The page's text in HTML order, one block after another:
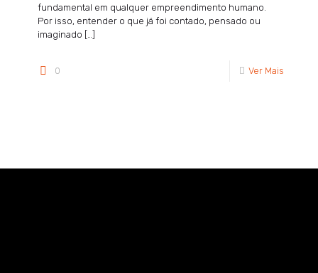
fundamental em qualquer empreendimento humano.
Por isso, entender o que já foi contado, pensado ou
imaginado […]
0 Ver Mais